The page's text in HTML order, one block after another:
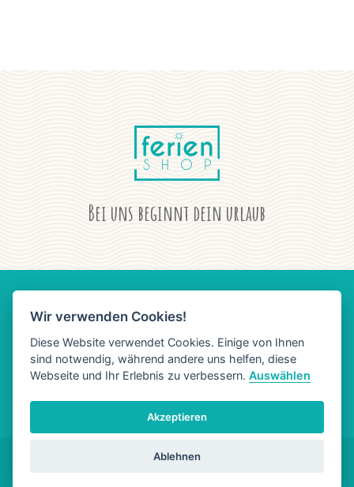
Bei uns beginnt dein urlaub
AGB DATENSCHUTZ
Wir verwenden Cookies!
Diese Website verwendet Cookies. Einige von Ihnen
sind notwendig, während andere uns helfen, diese
Webseite und Ihr Erlebnis zu verbessern.Auswählen
Akzeptieren
Ablehnen